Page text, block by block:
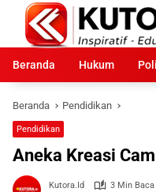
Langsung
konten
Beranda
Hukum
Beranda Pendidikan
Pendidikan
Aneka Kreasi
Kutora.id
3 Min Baca